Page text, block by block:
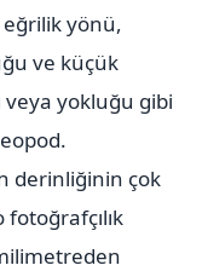
yönü,
ve küçük
veya yokluğu gibi
derinliğinin çok